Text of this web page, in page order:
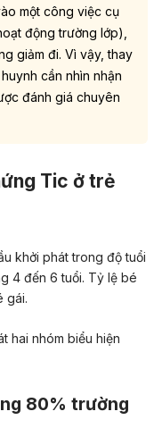
một công việc cụ
động trường lớp),
giảm đi. Vì vậy, thay
cần nhìn nhận
đánh giá chuyên
Tic ở trẻ
khởi phát trong độ tuổi
4 đến 6 tuổi. Tỷ lệ bé
gái.
hai nhóm biểu hiện
80% trường